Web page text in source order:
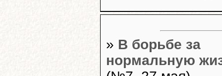
» В борьбе за
нормальную